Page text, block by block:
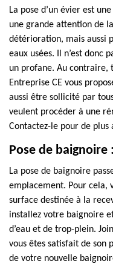
La pose d’un évier est
une grande attention de
détérioration, mais aussi
eaux usées. Il n’est donc
un profane. Au contraire,
Entreprise CE vous
aussi être sollicité par
veulent procéder à une
Contactez-le pour de
Pose de
La pose de baignoire
emplacement. Pour cela,
surface destinée à la
installez votre baignoire
d’eau et de trop-plein.
vous êtes satisfait de son
de votre nouvelle